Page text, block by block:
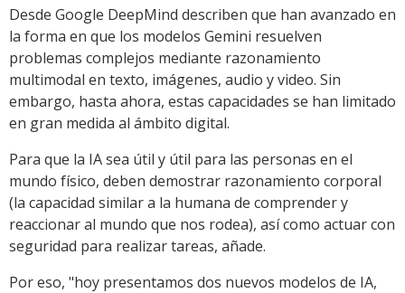
Desde Google DeepMind describen que han avanzado en
la forma en que los modelos Gemini resuelven
problemas complejos mediante razonamiento
multimodal en texto, imágenes, audio y video. Sin
embargo, hasta ahora, estas capacidades se han limitado
en gran medida al ámbito digital.
Para que la IA sea útil y útil para las personas en el
mundo físico, deben demostrar razonamiento corporal
(la capacidad similar a la humana de comprender y
reaccionar al mundo que nos rodea), así como actuar con
seguridad para realizar tareas, añade.
Por eso, "hoy presentamos dos nuevos modelos de IA,